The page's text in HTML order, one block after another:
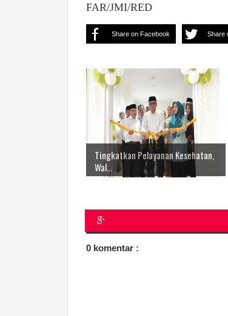
FAR/JMI/RED
Share on Facebook Share
Tingkatkan Pelayanan Kesehatan,
Wal...
0 komentar :